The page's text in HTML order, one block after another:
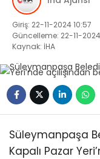
Giriş: 22-11-2024 10:57
Güncelleme: 22-11-
Kaynak: İHA
Süleymanpaşa
Kapalı Pazar